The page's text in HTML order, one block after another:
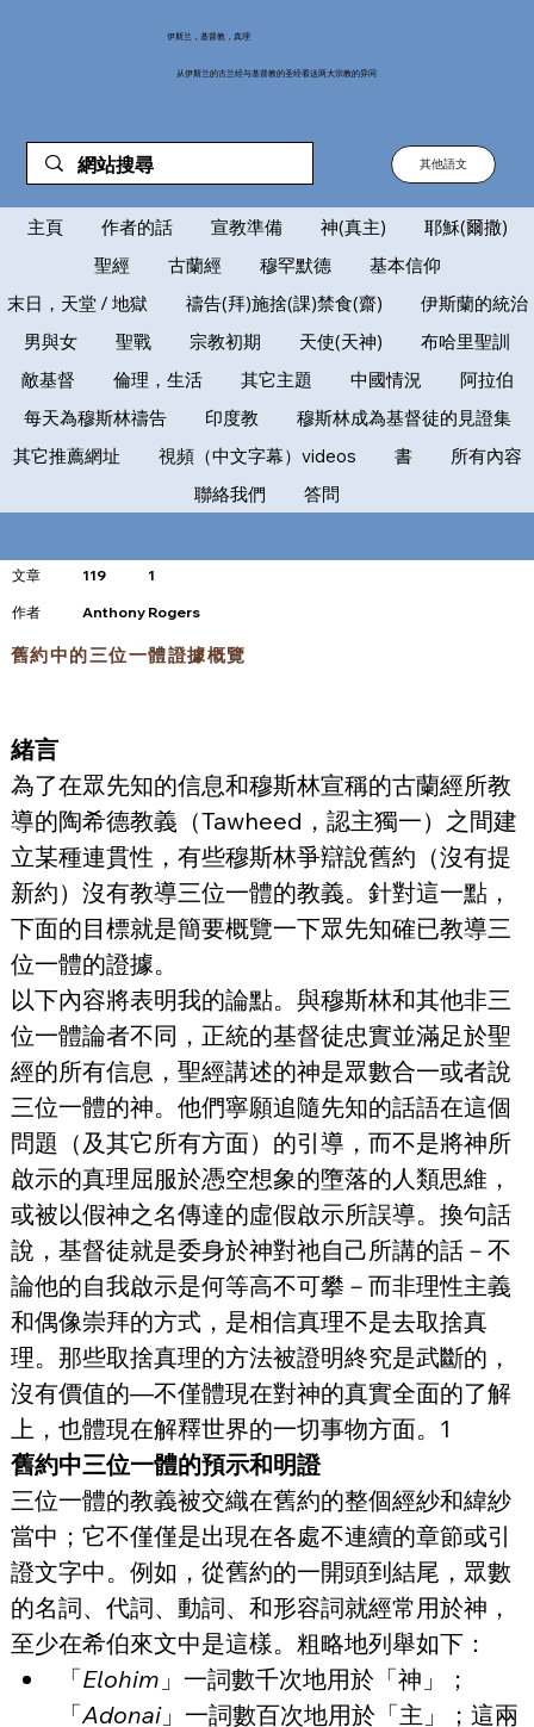
伊斯兰，基督教，真理
从伊斯兰的古兰经与基督教的圣经看这两大宗教的异同
其他語文
主頁 作者的話 宣教準備 神(真主)
耶穌(爾撒)
聖經
古蘭經 穆罕默德
基本信仰
末日，天堂 / 地獄
禱告(拜)施捨(課)禁食(齋)
伊斯蘭的統治
男與女
聖戰 宗教初期 天使(天神)
布哈里聖訓
敵基督
倫理，生活 其它主題 中國情況
阿拉伯
每天為穆斯林禱告
印度教
穆斯林成為基督徒的見證集
其它推薦網址
視頻（中文字幕）videos 書
所有內容
聯絡我們
答問
文章 119 1
​作者 Anthony Rogers
舊約中的三位一體證據概覽
緒言
為了在眾先知的信息和穆斯林宣稱的古蘭經所教
導的陶希德教義（Tawheed，認主獨一）之間建
立某種連貫性，有些穆斯林爭辯說舊約（沒有提
新約）沒有教導三位一體的教義。針對這一點，
下面的目標就是簡要概覽一下眾先知確已教導三
位一體的證據。
以下內容將表明我的論點。與穆斯林和其他非三
位一體論者不同，正統的基督徒忠實並滿足於聖
經的所有信息，聖經講述的神是眾數合一或者說
三位一體的神。他們寧願追隨先知的話語在這個
問題（及其它所有方面）的引導，而不是將神所
啟示的真理屈服於憑空想象的墮落的人類思維，
或被以假神之名傳達的虛假啟示所誤導。換句話
說，基督徒就是委身於神對祂自己所講的話－不
論他的自我啟示是何等高不可攀－而非理性主義
和偶像崇拜的方式，是相信真理不是去取捨真
理。那些取捨真理的方法被證明終究是武斷的，
沒有價值的—不僅體現在對神的真實全面的了解
上，也體現在解釋世界的一切事物方面。1
舊約中三位一體的預示和明證
三位一體的教義被交織在舊約的整個經紗和緯紗
當中；它不僅僅是出現在各處不連續的章節或引
證文字中。例如，從舊約的一開頭到結尾，眾數
的名詞、代詞、動詞、和形容詞就經常用於神，
至少在希伯來文中是這樣。 粗略地列舉如下：
「Elohim 」一詞數千次地用於「神」；
「Adonai」一詞數百次地用於「主」；這兩